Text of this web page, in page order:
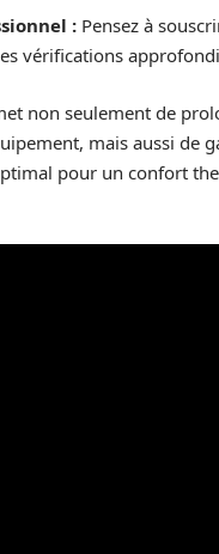
: Pensez à
vérifications
non seulement de
mais aussi de
pour un confort